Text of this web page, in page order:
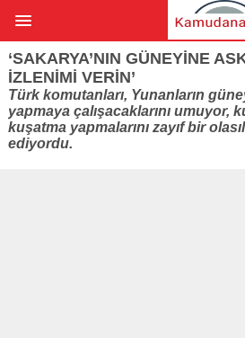
‘SAKARYA’NIN GÜNEYINE
IZLENIMI VERIN’
Türk komutanları, Yunanların
yapmaya çalışacaklarını umuyor,
kuşatma yapmalarını zayıf bir
ediyordu.